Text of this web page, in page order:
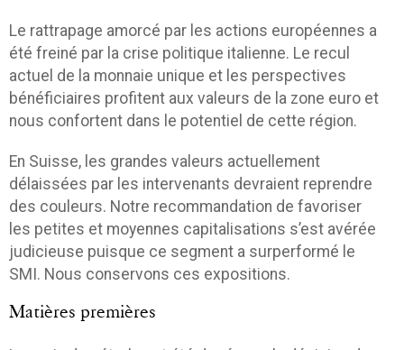
Le rattrapage amorcé par les actions européennes a
été freiné par la crise politique italienne. Le recul
actuel de la monnaie unique et les perspectives
bénéficiaires profitent aux valeurs de la zone euro et
nous confortent dans le potentiel de cette région.
En Suisse, les grandes valeurs actuellement
délaissées par les intervenants devraient reprendre
des couleurs. Notre recommandation de favoriser
les petites et moyennes capitalisations s’est avérée
judicieuse puisque ce segment a surperformé le
SMI. Nous conservons ces expositions.
Matières premières